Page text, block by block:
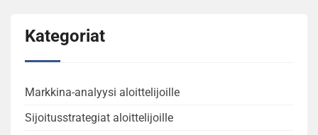
Kategoriat
Markkina-analyysi aloittelijoille
Sijoitusstrategiat aloittelijoille